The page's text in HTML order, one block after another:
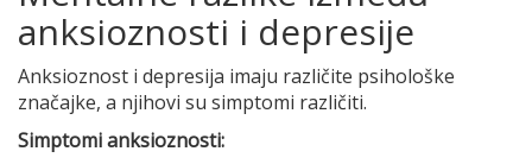
anksioznosti i depresije
Anksioznost i depresija imaju različite psihološke
značajke, a njihovi su simptomi različiti.
Simptomi anksioznosti: